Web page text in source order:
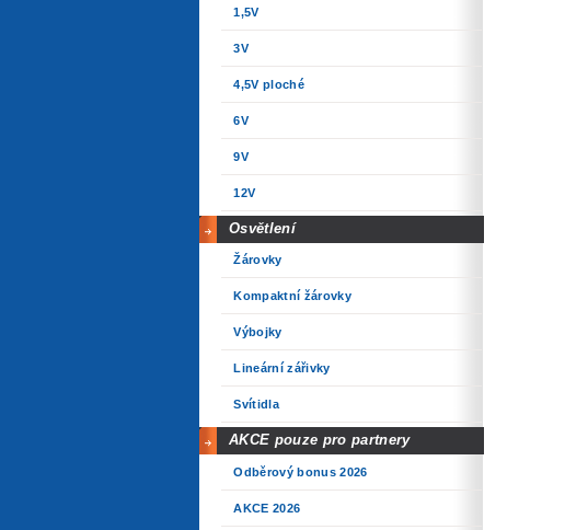
1,5V
3V
4,5V ploché
6V
9V
12V
Osvětlení
Žárovky
Kompaktní žárovky
Výbojky
Lineární zářivky
Svítidla
AKCE pouze pro partnery
Odběrový bonus 2026
AKCE 2026